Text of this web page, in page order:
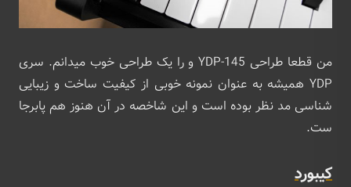
من قطعا طراحی YDP-145 و را یک طراحی خوب میدانم. سری
YDP همیشه به عنوان نمونه خوبی از کیفیت ساخت و زیبایی
شناسی مد نظر بوده است و این شاخصه در آن هنوز هم پابرجا
ست.
کیبورد